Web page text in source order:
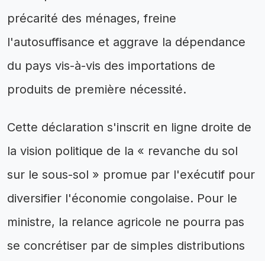
précarité des ménages, freine
l'autosuffisance et aggrave la dépendance
du pays vis-à-vis des importations de
produits de première nécessité.
Cette déclaration s'inscrit en ligne droite de
la vision politique de la « revanche du sol
sur le sous-sol » promue par l'exécutif pour
diversifier l'économie congolaise. Pour le
ministre, la relance agricole ne pourra pas
se concrétiser par de simples distributions